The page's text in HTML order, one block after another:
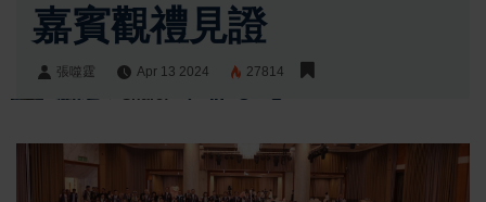
嘉賓觀禮見證
張噬霆 Apr 13 2024 27814